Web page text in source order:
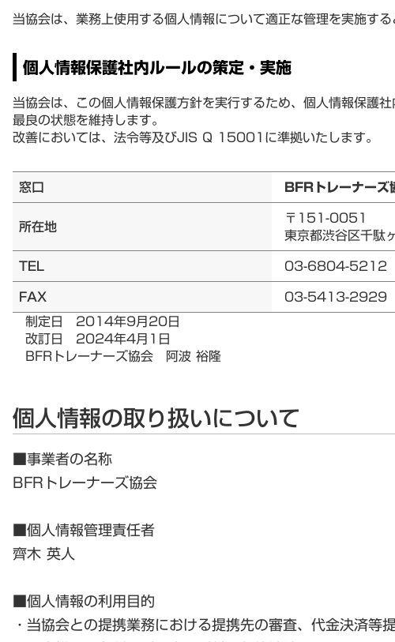
当協会は、業務上使用する個人情報について適正な管理を実施す
個人情報保護社内ルールの策定・実施
当協会は、この個人情報保護方針を実行するため、個人情報保護
最良の状態を維持します。
改善においては、法令等及びJIS Q 15001に準拠いたします。
窓口
BFRトレーナーズ
所在地
〒151-0051
東京都渋谷区千
TEL
03-6804-5212
FAX
03-5413-2929
制定日 2014年9月20日
改訂日 2024年4月1日
BFRトレーナーズ協会 阿波 裕隆
個人情報の取り扱いについて
■事業者の名称
BFRトレーナーズ協会
■個人情報管理責任者
齊木 英人
■個人情報の利用目的
・当協会との提携業務における提携先の審査、代金決済等